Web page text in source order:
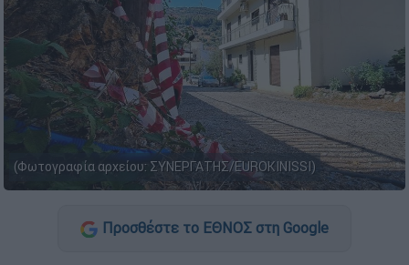
(Φωτογραφία αρχείου: ΣΥΝΕΡΓΑΤΗΣ/EUROKINISSI)
Προσθέστε το ΕΘΝΟΣ στη Google